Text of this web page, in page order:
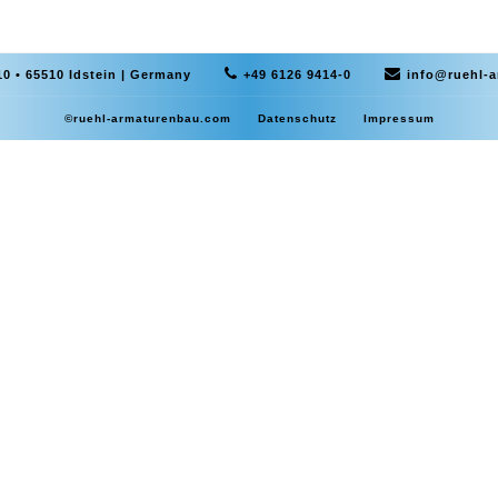
• 65510 Idstein | Germany +49 6126 9414-0 info@ruehl-
©ruehl-armaturenbau.com Datenschutz Impressum